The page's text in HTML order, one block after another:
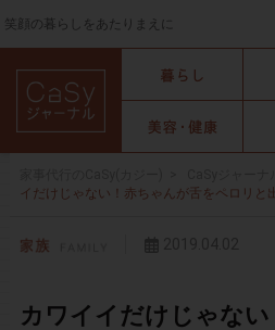
笑顔の暮らしをあたりまえに
イだけじゃない！赤ちゃんが舌をペロリと
カワイイだけじゃな